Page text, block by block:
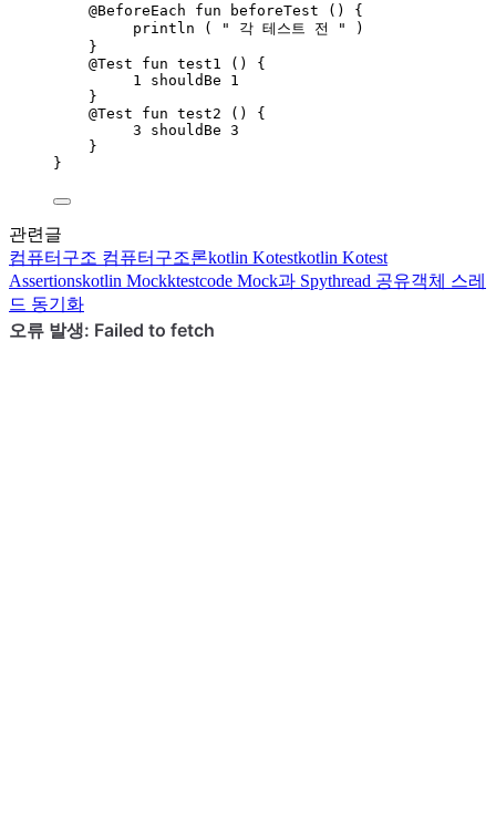
@BeforeEach fun beforeTest () {
println ( " 각 테스트 전 "
)
}
@Test fun test1
() {
1
shouldBe 1
}
@Test fun test2 () {
3 shouldBe 3
}
}
관련글
컴퓨터구조 컴퓨터구조론kotlin Kotestkotlin Kotest
Assertionskotlin Mockktestcode Mock과 Spythread 공유객체 스레
드 동기화